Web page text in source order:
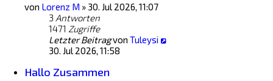
von Lorenz M » 30. Jul 2026, 11:07
3 Antworten
1471 Zugriffe
Letzter Beitragvon Tuleysi
30. Jul 2026, 11:58
Hallo Zusammen